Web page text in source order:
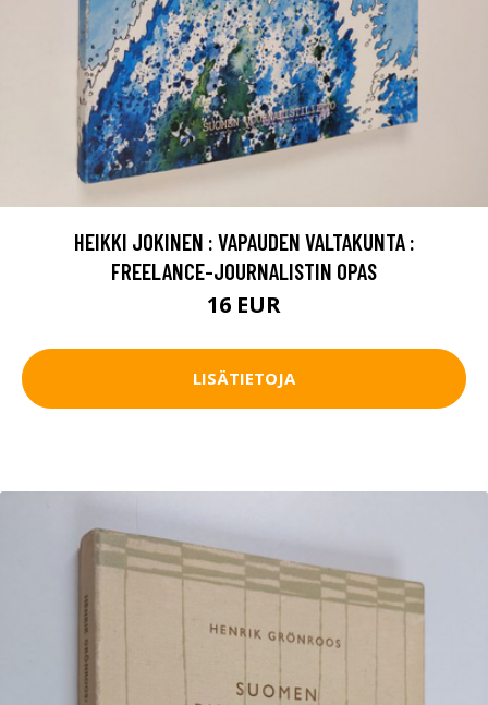
HEIKKI JOKINEN : VAPAUDEN VALTAKUNTA :
FREELANCE-JOURNALISTIN OPAS
16 EUR
LISÄTIETOJA